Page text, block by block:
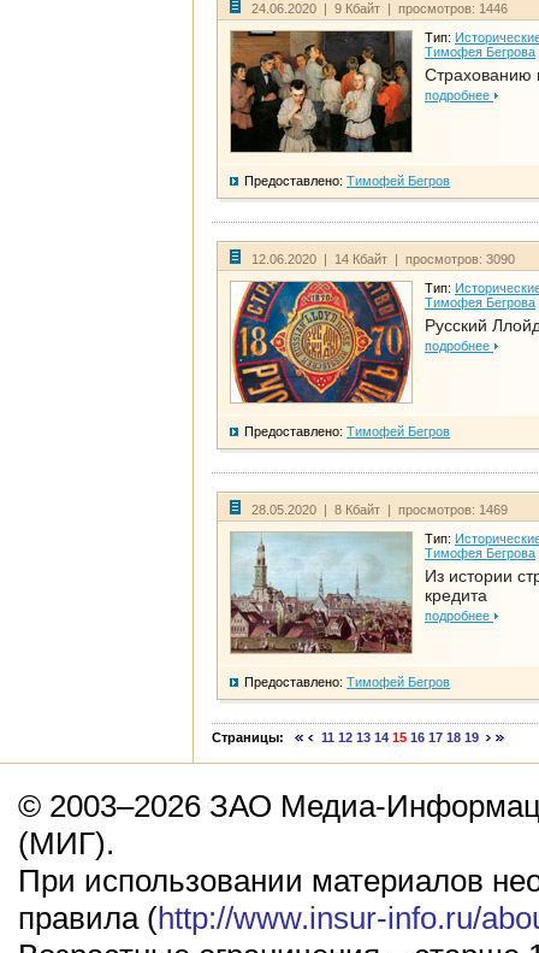
24.06.2020 | 9 Кбайт | просмотров: 1446
Тип:
Тимофея Бегрова
Страхованию
подробнее
Предоставлено: Тимофей Бегров
12.06.2020 | 14 Кбайт | просмотров: 3090
Тип:
Тимофея Бегрова
Русский
подробнее
Предоставлено: Тимофей Бегров
28.05.2020 | 8 Кбайт | просмотров: 1469
Тип:
Тимофея Бегрова
Из истории
кредита
подробнее
Предоставлено: Тимофей Бегров
Страницы: 11 12 13 14 15 16 17 18 19
© 2003–2026 ЗАО Медиа-
(МИГ).
При использовании материалов
правила (http://www.insur-info.ru/